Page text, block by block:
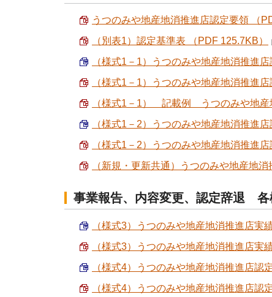
うつのみや地産地消推進店認定要領 （
（別表1）認定基準表 （PDF 125.7KB）
（様式1－1）うつのみや地産地消推進
（様式1－1）うつのみや地産地消推進
（様式1－1） 記載例 うつのみや地産
（様式1－2）うつのみや地産地消推進
（様式1－2）うつのみや地産地消推進
（新規・更新共通）うつのみや地産地
事業報告、内容変更、認定辞退 各
（様式3）うつのみや地産地消推進店実
（様式3）うつのみや地産地消推進店実
（様式4）うつのみや地産地消推進店認
（様式4）うつのみや地産地消推進店認